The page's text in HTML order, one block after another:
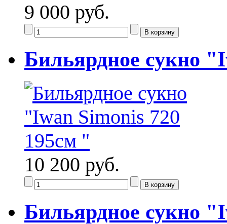
9 000 руб.
Бильярдное сукно
10 200 руб.
Бильярдное сукно